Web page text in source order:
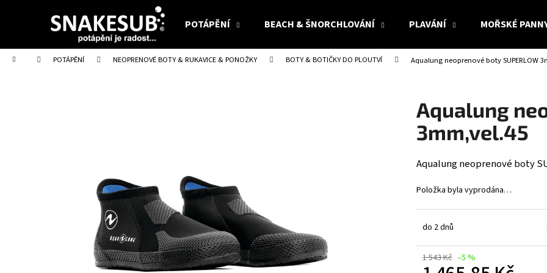
POTÁPĚNÍ BEACH & ŠNORCHLOVÁNÍ PLAVÁNÍ MOŘSKÉ
Domů POTÁPĚNÍ NEOPRENOVÉ BOTY & RUKAVICE & PONOŽKY BOTY & BOTIČKY DO PLOUTVÍ Aqualung neoprenové boty SUPERLOW
Aqualung
3mm,vel.45
Aqualung neoprenové boty
Položka byla vyprodána…
do 2 dnů
1 543 Kč –5 %
í
Zpět
do
Zpět
do
Co potřebujete najít?
HLEDAT